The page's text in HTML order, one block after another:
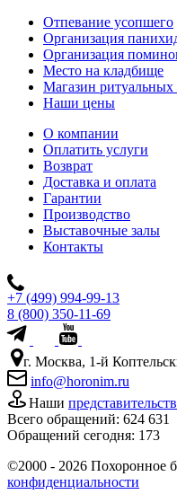
Отпевание усопшего
Организация
Организация
Место на кладбище
Магазин ритуальных
Наши цены
О компании
Оплатить услуги
Возврат
Доставка и оплата
Гарантии
Производство
Выставочные залы
Контакты
+7 (499) 994-99-13
8 (800) 350-11-69
г. Москва, 1-й
info@horonim.ru
Наши
Всего обращений: 624 631
Обращений сегодня: 173
©2000 - 2026 Похоронное
конфиденциальности